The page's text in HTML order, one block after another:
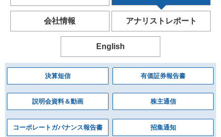
会社情報 アナリストレポート
English
決算短信 有価証券報告書
説明会資料＆動画 株主通信
コーポレートガバナンス報告書 招集通知